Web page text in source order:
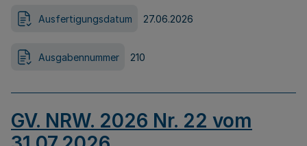
Ausfertigungsdatum 27.06.2026
Ausgabennummer 210
GV. NRW. 2026 Nr. 22 vom